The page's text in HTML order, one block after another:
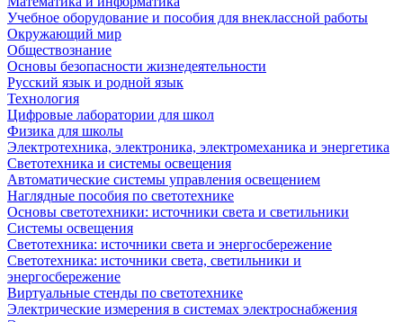
Учебное оборудование и пособия для внеклассной работы
Окружающий мир
Обществознание
Основы безопасности жизнедеятельности
Русский язык и родной язык
Технология
Цифровые лаборатории для школ
Физика для школы
Электротехника, электроника, электромеханика и энергетика
Светотехника и системы освещения
Автоматические системы управления освещением
Наглядные пособия по светотехнике
Основы светотехники: источники света и светильники
Системы освещения
Светотехника: источники света и энергосбережение
Светотехника: источники света, светильники и
энергосбережение
Виртуальные стенды по светотехнике
Электрические измерения в системах электроснабжения